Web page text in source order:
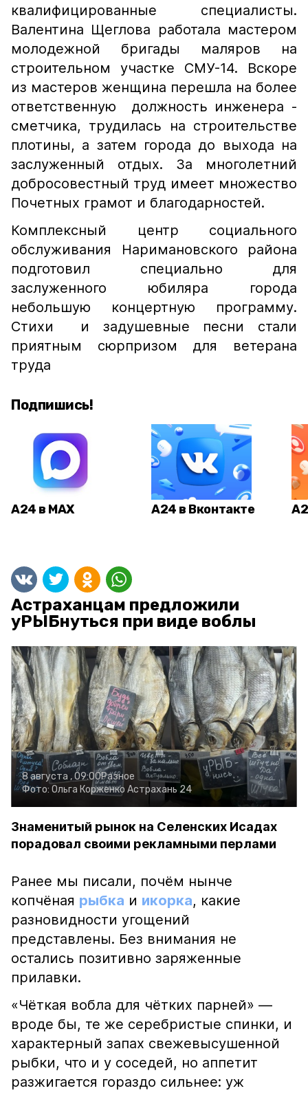
квалифицированные специалисты.
Валентина Щеглова работала мастером
молодежной бригады маляров на
строительном участке СМУ-14. Вскоре
из мастеров женщина перешла на более
ответственную должность инженера -
сметчика, трудилась на строительстве
плотины, а затем города до выхода на
заслуженный отдых. За многолетний
добросовестный труд имеет множество
Почетных грамот и благодарностей.
Комплексный центр социального
обслуживания Наримановского района
подготовил специально для
заслуженного юбиляра города
небольшую концертную программу.
Стихи и задушевные песни стали
приятным сюрпризом для ветерана
труда
Подпишись!
А24 в MAX А24 в Вконтакте
Астраханцам предложили
уРЫБнуться при виде воблы
8 августа , 09:00Разное
Фото: Ольга Корженко Астрахань 24
Знаменитый рынок на Селенских Исадах
порадовал своими рекламными перлами
Ранее мы писали, почём нынче
копчёная рыбка и икорка, какие
разновидности угощений
представлены. Без внимания не
остались позитивно заряженные
прилавки.
«Чёткая вобла для чётких парней» —
вроде бы, те же серебристые спинки, и
характерный запах свежевысушенной
рыбки, что и у соседей, но аппетит
разжигается гораздо сильнее: уж